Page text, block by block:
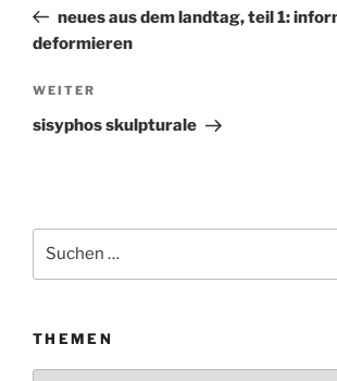
Beitrag
neues aus dem landtag, teil 1:
deformieren
Nächster
Beitrag
WEITER
sisyphos skulpturale
Suchen
THEMEN